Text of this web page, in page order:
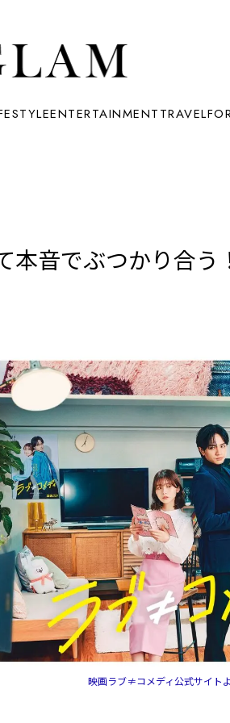
ENTERTAINMENTTRAVEL
音でぶつかり合
映画ラブ≠コメディ公式サイト